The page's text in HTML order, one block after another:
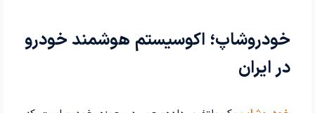
خودروشاپ؛ اکوسیستم هوشمند خودرو
در ایران